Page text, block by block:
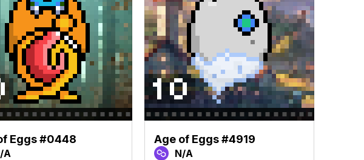
Eggs #0448
A
Age of Eggs #4919
N/A